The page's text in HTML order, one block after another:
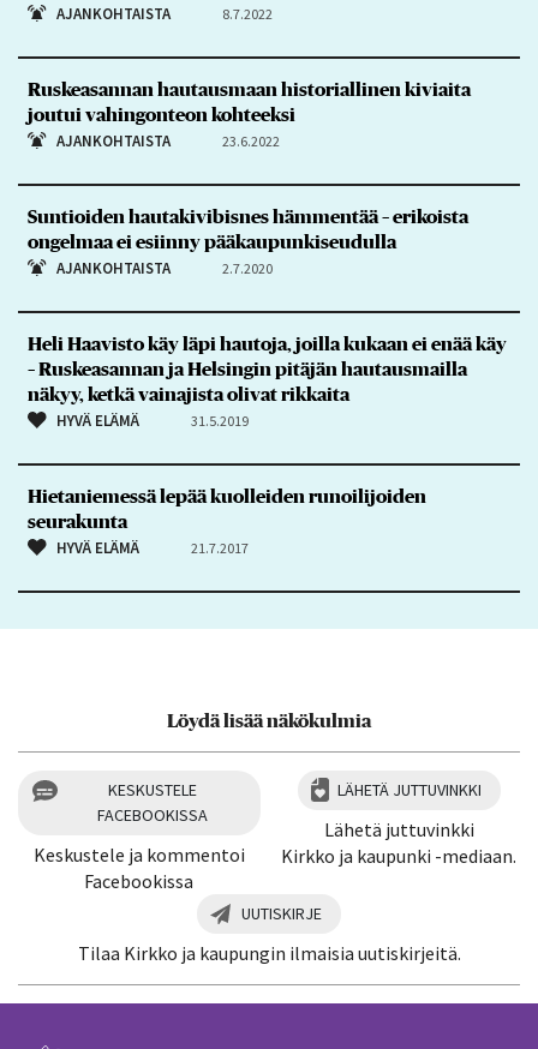
AJANKOHTAISTA 8.7.2022
Ruskeasannan hautausmaan historiallinen kiviaita
joutui vahingonteon kohteeksi
AJANKOHTAISTA 23.6.2022
Suntioiden hautakivibisnes hämmentää – erikoista
ongelmaa ei esiinny pääkaupunkiseudulla
AJANKOHTAISTA 2.7.2020
Heli Haavisto käy läpi hautoja, joilla kukaan ei enää käy
– Ruskeasannan ja Helsingin pitäjän hautausmailla
näkyy, ketkä vainajista olivat rikkaita
HYVÄ ELÄMÄ 31.5.2019
Hietaniemessä lepää kuolleiden runoilijoiden
seurakunta
HYVÄ ELÄMÄ 21.7.2017
Löydä lisää näkökulmia
KESKUSTELE
FACEBOOKISSA
Keskustele ja kommentoi
Facebookissa
LÄHETÄ JUTTUVINKKI
Lähetä juttuvinkki
Kirkko ja kaupunki -mediaan.
UUTISKIRJE
Tilaa Kirkko ja kaupungin ilmaisia uutiskirjeitä.